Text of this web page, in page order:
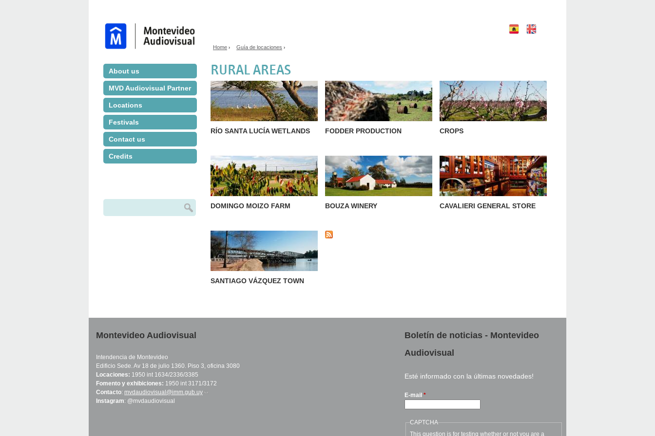
About us
MVD Audiovisual Partner
Locations
Festivals
Contact us
Credits
Search form
Search
Home › Guía de locaciones ›
RURAL AREAS
RÍO SANTA LUCÍA WETLANDS FODDER PRODUCTION CROPS
DOMINGO MOIZO FARM BOUZA WINERY CAVALIERI GENERAL STORE
SANTIAGO VÁZQUEZ TOWN
Montevideo Audiovisual
Intendencia de Montevideo
Edificio Sede. Av 18 de julio 1360. Piso 3, oficina 3080
Locaciones: 1950 int 1634/2336/3385
Fomento y exhibiciones: 1950 int 3171/3172
Contacto: mvdaudiovisual@imm.gub.uy (link sends e-mail)
Instagram: @mvdaudiovisual
Boletín de noticias - Montevideo
Audiovisual
Esté informado con la últimas novedades!
E-mail *
CAPTCHA
This question is for testing whether or not you are a